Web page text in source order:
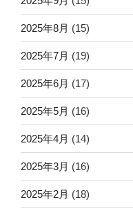
2025年8月 (15)
2025年7月 (19)
2025年6月 (17)
2025年5月 (16)
2025年4月 (14)
2025年3月 (16)
2025年2月 (18)